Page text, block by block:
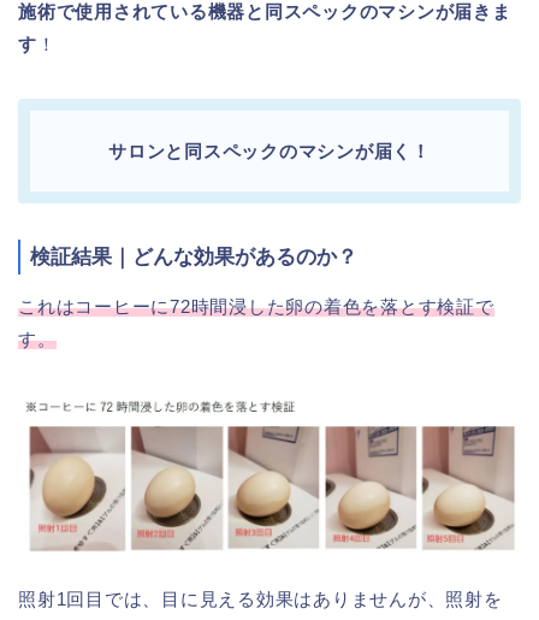
施術で使用されている機器と同スペックのマシンが届きま
す ！
サロンと同スペックのマシンが届く！
検証結果｜どんな効果があるのか？
これはコーヒーに72時間浸した卵の着色を落とす検証で
す。
照射1回目では、目に見える効果はありませんが、照射を